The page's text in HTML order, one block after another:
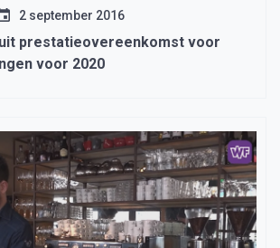
2 september 2016
prestatieovereenkomst voor
voor 2020